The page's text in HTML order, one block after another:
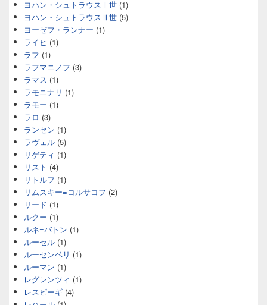
ヨハン・シュトラウスⅠ世 (1)
ヨハン・シュトラウスⅡ世 (5)
ヨーゼフ・ランナー (1)
ライヒ (1)
ラフ (1)
ラフマニノフ (3)
ラマス (1)
ラモニナリ (1)
ラモー (1)
ラロ (3)
ランセン (1)
ラヴェル (5)
リゲティ (1)
リスト (4)
リトルフ (1)
リムスキー=コルサコフ (2)
リード (1)
ルクー (1)
ルネ=バトン (1)
ルーセル (1)
ルーセンベリ (1)
ルーマン (1)
レグレンツィ (1)
レスピーギ (4)